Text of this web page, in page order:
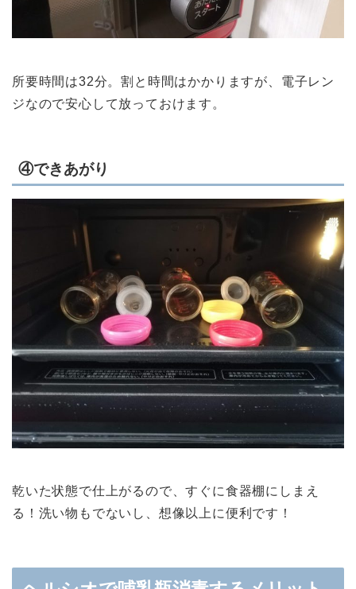
所要時間は32分。割と時間はかかりますが、電子レン
ジなので安心して放っておけます。
④できあがり
乾いた状態で仕上がるので、すぐに食器棚にしまえ
る！洗い物もでないし、想像以上に便利です！